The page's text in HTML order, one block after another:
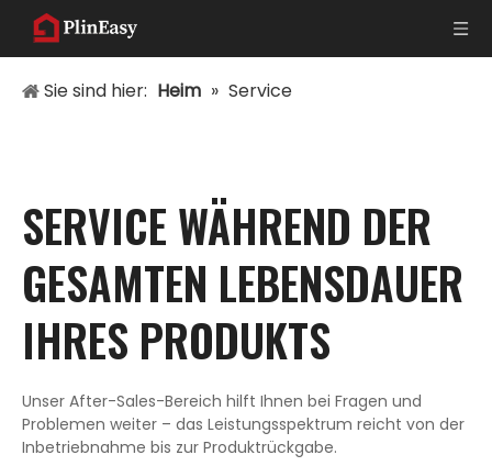
Sie sind hier: Heim » Service
SERVICE WÄHREND DER
GESAMTEN LEBENSDAUER
IHRES PRODUKTS
Unser After-Sales-Bereich hilft Ihnen bei Fragen und
Problemen weiter – das Leistungsspektrum reicht von der
Inbetriebnahme bis zur Produktrückgabe.